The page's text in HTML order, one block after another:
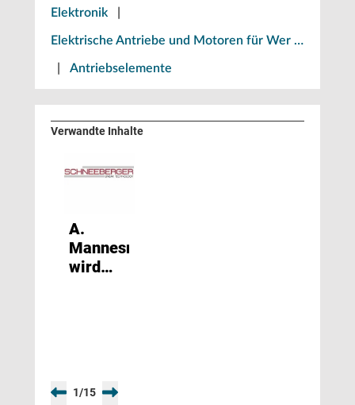
Elektronik
Elektrische Antriebe und Motoren für Wer …
Antriebselemente
Verwandte Inhalte
A.
Mannesmann
wird
1/15